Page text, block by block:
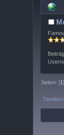
Seiten: [1